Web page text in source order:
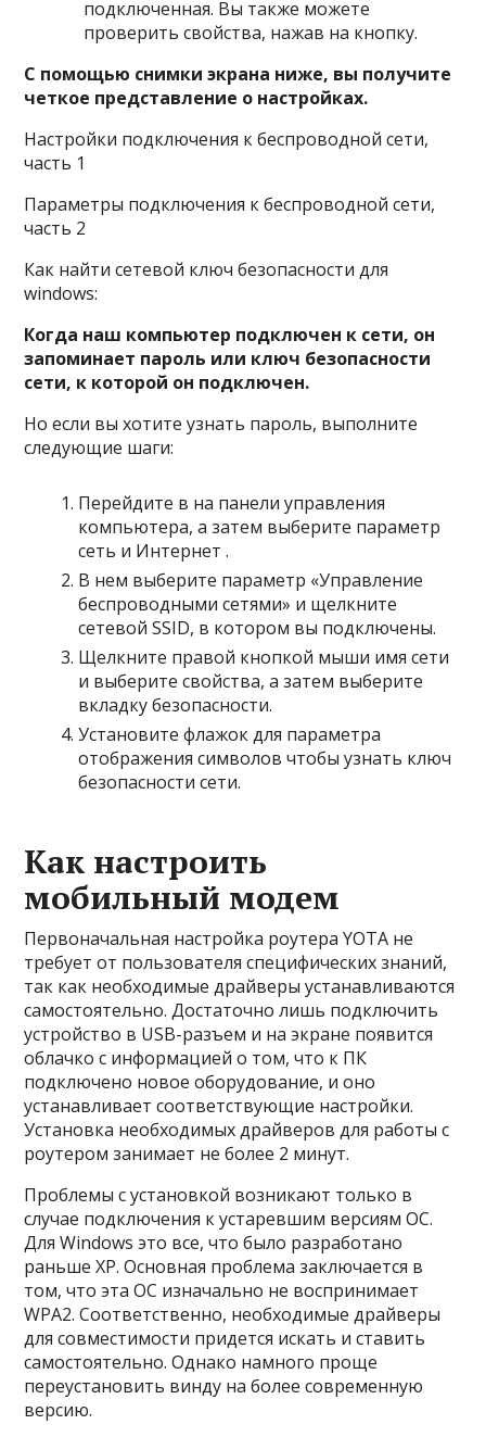
подключенная. Вы также можете
проверить свойства, нажав на кнопку.
С помощью снимки экрана ниже, вы получите
четкое представление о настройках.
Настройки подключения к беспроводной сети,
часть 1
Параметры подключения к беспроводной сети,
часть 2
Как найти сетевой ключ безопасности для
windows:
Когда наш компьютер подключен к сети, он
запоминает пароль или ключ безопасности
сети, к которой он подключен.
Но если вы хотите узнать пароль, выполните
следующие шаги:
Перейдите в на панели управления
компьютера, а затем выберите параметр
сеть и Интернет .
В нем выберите параметр «Управление
беспроводными сетями» и щелкните
сетевой SSID, в котором вы подключены.
Щелкните правой кнопкой мыши имя сети
и выберите свойства, а затем выберите
вкладку безопасности.
Установите флажок для параметра
отображения символов чтобы узнать ключ
безопасности сети.
Как настроить
мобильный модем
Первоначальная настройка роутера YOTA не
требует от пользователя специфических знаний,
так как необходимые драйверы устанавливаются
самостоятельно. Достаточно лишь подключить
устройство в USB-разъем и на экране появится
облачко с информацией о том, что к ПК
подключено новое оборудование, и оно
устанавливает соответствующие настройки.
Установка необходимых драйверов для работы с
роутером занимает не более 2 минут.
Проблемы с установкой возникают только в
случае подключения к устаревшим версиям ОС.
Для Windows это все, что было разработано
раньше XP. Основная проблема заключается в
том, что эта ОС изначально не воспринимает
WPA2. Соответственно, необходимые драйверы
для совместимости придется искать и ставить
самостоятельно. Однако намного проще
переустановить винду на более современную
версию.